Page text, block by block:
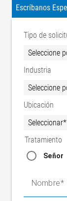
Escríbanos
Tipo de
Industria
Ubicación
Tratamiento
Señor
Nombre